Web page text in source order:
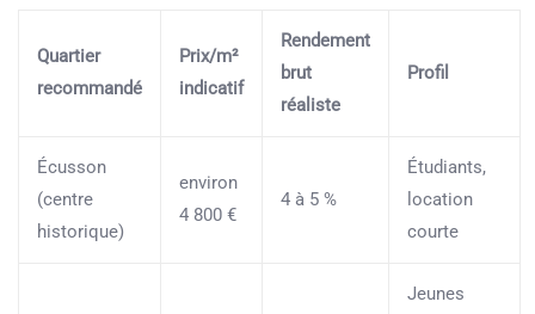
Quartier
recommandé
Prix/m²
indicatif
Rendement
brut
réaliste
Profil
Écusson
(centre
historique)
environ
4 800 €
4 à 5 %
Étudiants,
location
courte
Jeunes